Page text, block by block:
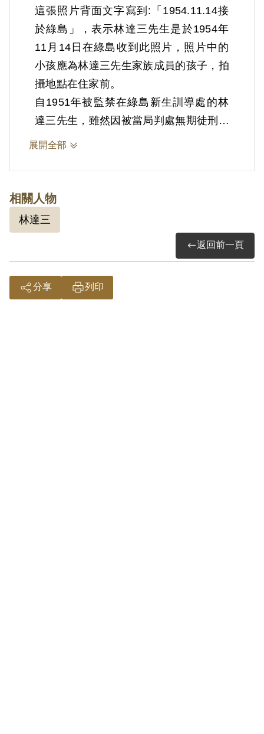
這張照片背面文字寫到:「1954.11.14接
於綠島」，表示林達三先生是於1954年
11月14日在綠島收到此照片，照片中的
小孩應為林達三先生家族成員的孩子，拍
攝地點在住家前。
自1951年被監禁在綠島新生訓導處的林
達三先生，雖然因被當局判處無期徒刑剝
奪人身自由，但仍透過書信及照片持續關
會寫信給家族成員詢問健康狀況及家境近
況，還會鼓勵家人多拍照記錄生活，並要
求家人回信告知家中大小事及變化。
據林達三先生的公子林燿呈先生回憶，若
林達三先生在與家人的書信得知家族喜獲
並要求寄張照片，好認識家族中新誕生的
生力軍。
展開全部
相關人物
林達三
返回前一頁
分享 列印